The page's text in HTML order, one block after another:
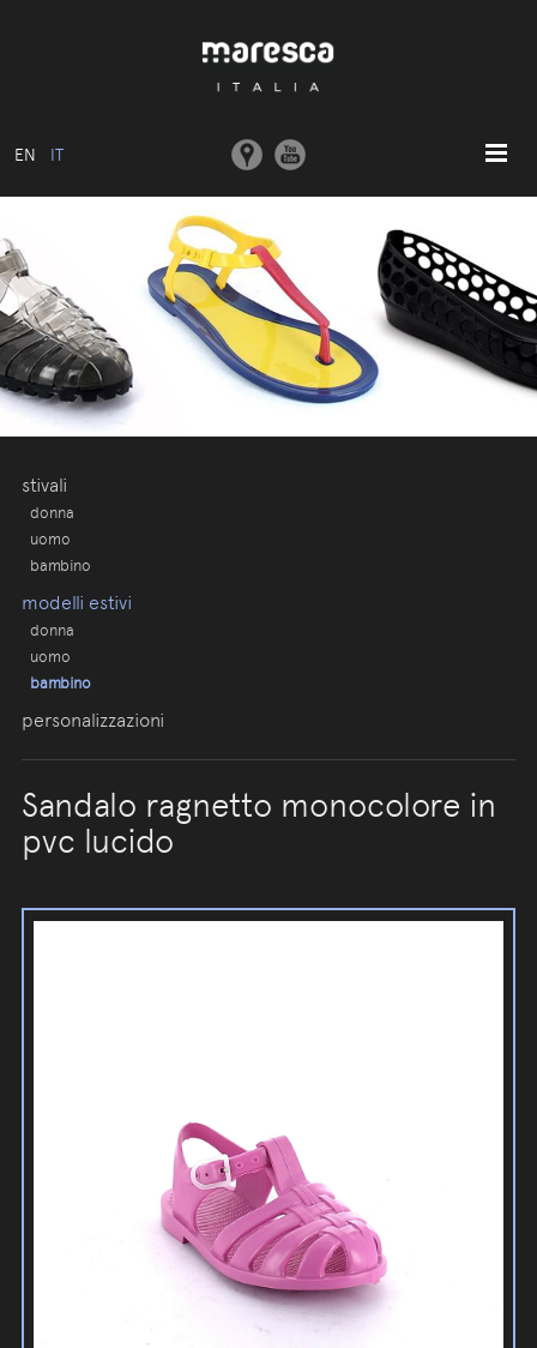
EN IT
HOME
ABOUT US
MODELLI BASE
COLLEZIONI
STAMPI E MACCHINARI
COMUNICAZIONE
stivali
donna
uomo
bambino
modelli estivi
donna
uomo
bambino
personalizzazioni
Sandalo ragnetto monocolore in
pvc lucido